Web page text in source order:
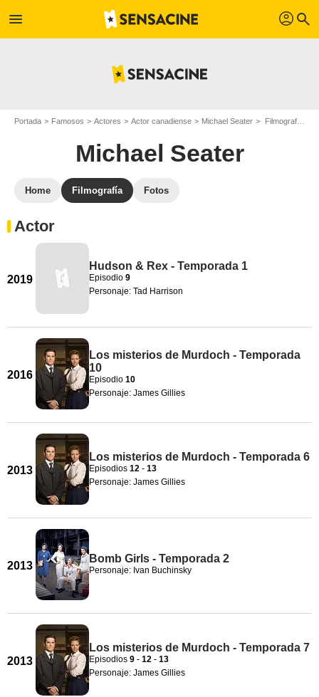
menu profil search
Portada Famosos Actores Actor canadiense Michael Seater Filmografía Michael Seater
Michael Seater
Home Filmografía Fotos
Actor
2019
Hudson & Rex - Temporada 1
Episodio 9
Personaje: Tad Harrison
2016
Los misterios de Murdoch - Temporada
10
Episodio 10
Personaje: James Gillies
2013
Los misterios de Murdoch - Temporada 6
Episodios 12 - 13
Personaje: James Gillies
2013
Bomb Girls - Temporada 2
Personaje: Ivan Buchinsky
2013
Los misterios de Murdoch - Temporada 7
Episodios 9 - 12 - 13
Personaje: James Gillies